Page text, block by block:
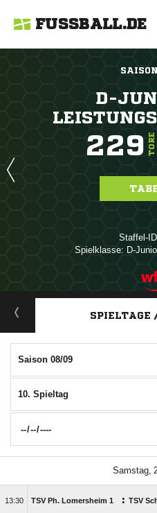
FUSSBALL.DE
D-
229 TORE
Staffel-
Spielklasse: D-
SPIELTAGE
Saison 08/09
10. Spieltag

 TSV Ph. Lomersheim 1 : TSV